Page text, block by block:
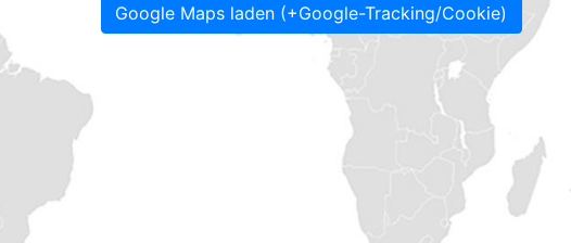
Google Maps laden (+Google-Tracking/Cookie)